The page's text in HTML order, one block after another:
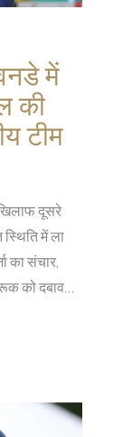
में
की
टीम
दूसरे
में ला
का संचार,
को दबाव